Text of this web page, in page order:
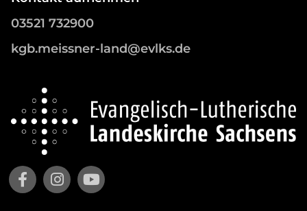
03521 732900
kgb.meissner-land@evlks.de